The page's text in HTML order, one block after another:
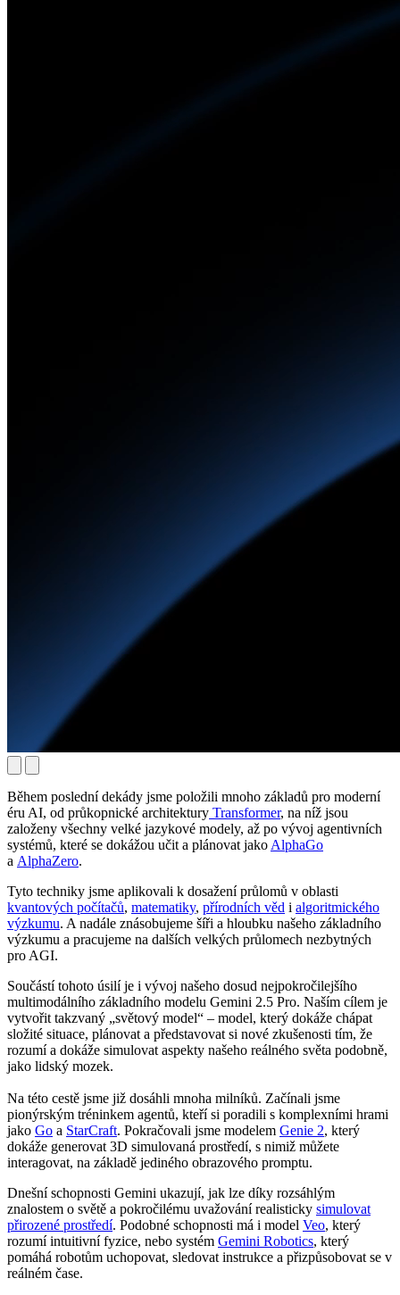
Během poslední dekády jsme položili mnoho základů pro moderní
éru AI, od průkopnické architektury Transformer, na níž jsou
založeny všechny velké jazykové modely, až po vývoj agentivních
systémů, které se dokážou učit a plánovat jakoAlphaGo
a AlphaZero.
Tyto techniky jsme aplikovali k dosažení průlomů v oblasti
kvantových počítačů, matematiky, přírodních věd i algoritmického
výzkumu. A nadále znásobujeme šíři a hloubku našeho základního
výzkumu a pracujeme na dalších velkých průlomech nezbytných
pro AGI.
Součástí tohoto úsilí je i vývoj našeho dosud nejpokročilejšího
multimodálního základního modelu Gemini 2.5 Pro. Naším cílem je
vytvořit takzvaný „světový model“ – model, který dokáže chápat
složité situace, plánovat a představovat si nové zkušenosti tím, že
rozumí a dokáže simulovat aspekty našeho reálného světa podobně,
jako lidský mozek.
Na této cestě jsme již dosáhli mnoha milníků. Začínali jsme
pionýrským tréninkem agentů, kteří si poradili s komplexními hrami
jako Go a StarCraft. Pokračovali jsme modelem Genie 2, který
dokáže generovat 3D simulovaná prostředí, s nimiž můžete
interagovat, na základě jediného obrazového promptu.
Dnešní schopnosti Gemini ukazují, jak lze díky rozsáhlým
znalostem o světě a pokročilému uvažování realisticky simulovat
přirozené prostředí. Podobné schopnosti má i model Veo, který
rozumí intuitivní fyzice, nebo systém Gemini Robotics, který
pomáhá robotům uchopovat, sledovat instrukce a přizpůsobovat se v
reálném čase.